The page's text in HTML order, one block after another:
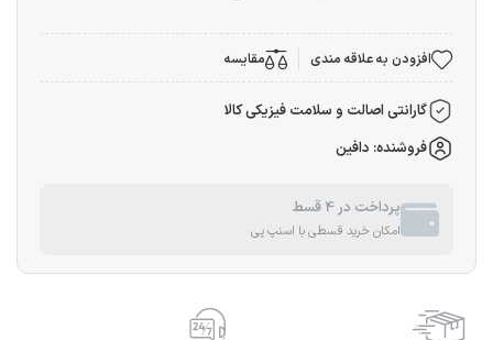
افزودن به علاقه مندی مقایسه
گارانتی اصالت و سلامت فیزیکی کالا
فروشنده: دافین
پرداخت در 4 قسط
امکان خرید قسطی با اسنپ پی